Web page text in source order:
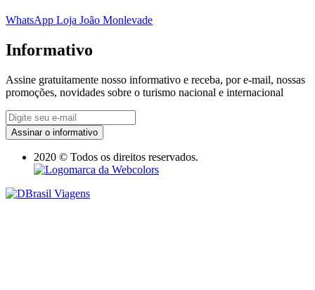
WhatsApp Loja João Monlevade
Informativo
Assine gratuitamente nosso informativo e receba, por e-mail, nossas
promoções, novidades sobre o turismo nacional e internacional
Assinar o informativo
2020 © Todos os direitos reservados.